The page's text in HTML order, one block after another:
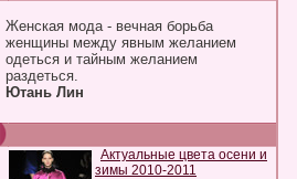
Женская мода - вечная борьба
женщины между явным желанием
одеться и тайным желанием
раздеться.
Ютань Лин
Актуальные цвета осени и
зимы 2010-2011